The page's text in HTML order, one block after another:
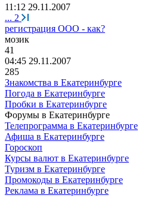
11:12 29.11.2007
... 2
регистрация ООО - как?
мозик
41
04:45 29.11.2007
285
Знакомства в Екатеринбурге
Погода в Екатеринбурге
Пробки в Екатеринбурге
Форумы в Екатеринбурге
Телепрограмма в Екатеринбурге
Афиша в Екатеринбурге
Гороскоп
Курсы валют в Екатеринбурге
Туризм в Екатеринбурге
Промокоды в Екатеринбурге
Реклама в Екатеринбурге